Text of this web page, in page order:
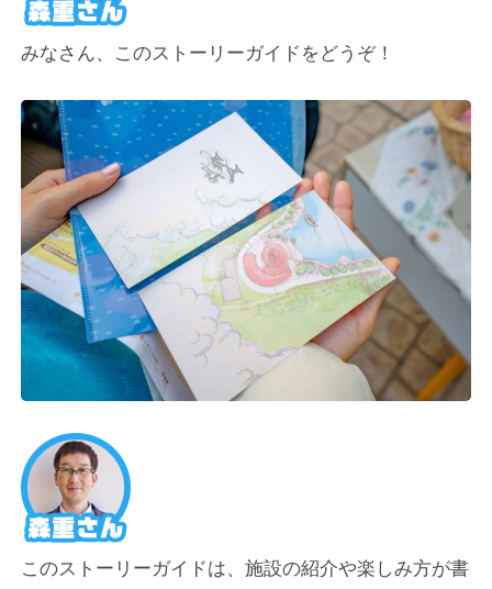
みなさん、このストーリーガイドをどうぞ！
このストーリーガイドは、施設の紹介や楽しみ方が書